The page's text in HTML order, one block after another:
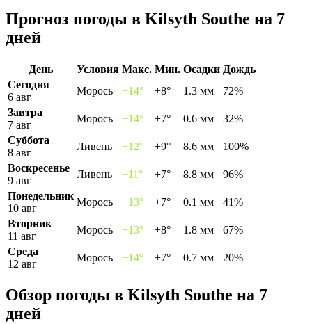
Прогноз погоды в Kilsyth Southе на 7
дней
День Условия Макс. Мин. Осадки Дождь
Сегодня
6 авг
Морось +14° +8° 1.3 мм
72%
Завтра
7 авг
Морось +14° +7° 0.6 мм
32%
Суббота
8 авг
Ливень +12° +9° 8.6 мм
100%
Воскресенье
9 авг
Ливень +11° +7° 8.8 мм
96%
Понедельник
10 авг
Морось +13° +7° 0.1 мм
41%
Вторник
11 авг
Морось +13° +8° 1.8 мм
67%
Среда
12 авг
Морось +14° +7° 0.7 мм 20%
Обзор погоды в Kilsyth Southе на 7
дней